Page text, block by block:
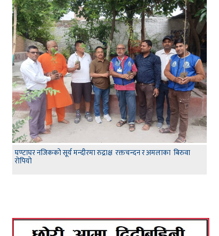
घण्टाघर नजिकको सूर्य मन्दीरमा रुद्राक्ष रक्तचन्दन र अमलाका बिरुवा
रोपियो